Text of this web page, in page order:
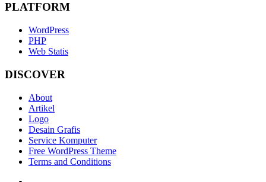
PLATFORM
WordPress
PHP
Web Statis
DISCOVER
About
Artikel
Logo
Desain Grafis
Service Komputer
Free WordPress Theme
Terms and Conditions